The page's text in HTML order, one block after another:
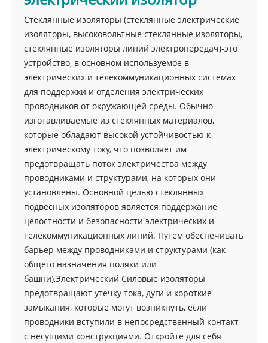
Стеклянные изоляторы (стеклянные электрические
изоляторы, высоковольтные стеклянные изоляторы,
стеклянные изоляторы линий электропередач)-это
устройство, в основном используемое в
электрических и телекоммуникационных системах
для поддержки и отделения электрических
проводников от окружающей среды. Обычно
изготавливаемые из стеклянных материалов,
которые обладают высокой устойчивостью к
электрическому току, что позволяет им
предотвращать поток электричества между
проводниками и структурами, на которых они
установлены. Основной целью стеклянных
подвесных изоляторов является поддержание
целостности и безопасности электрических и
телекоммуникационных линий. Путем обеспечивать
барьер между проводниками и структурами (как
общего назначения поляки или
башни),Электрический Силовые изоляторы
предотвращают утечку тока, дуги и короткие
замыкания, которые могут возникнуть, если
проводники вступили в непосредственный контакт
с несущими конструкциями. Откройте для себя